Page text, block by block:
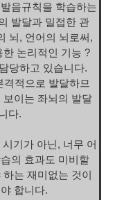
음규칙을 학습하는
발달과 밀접한 관
뇌, 언어의 뇌로써,
논리적인 기능 ?
당하고 있습니다.
격적으로 발달하므
보이는 좌뇌의 발달
다.
기가 아닌, 너무 어
의 효과도 미비할
는 재미없는 것이
합니다.